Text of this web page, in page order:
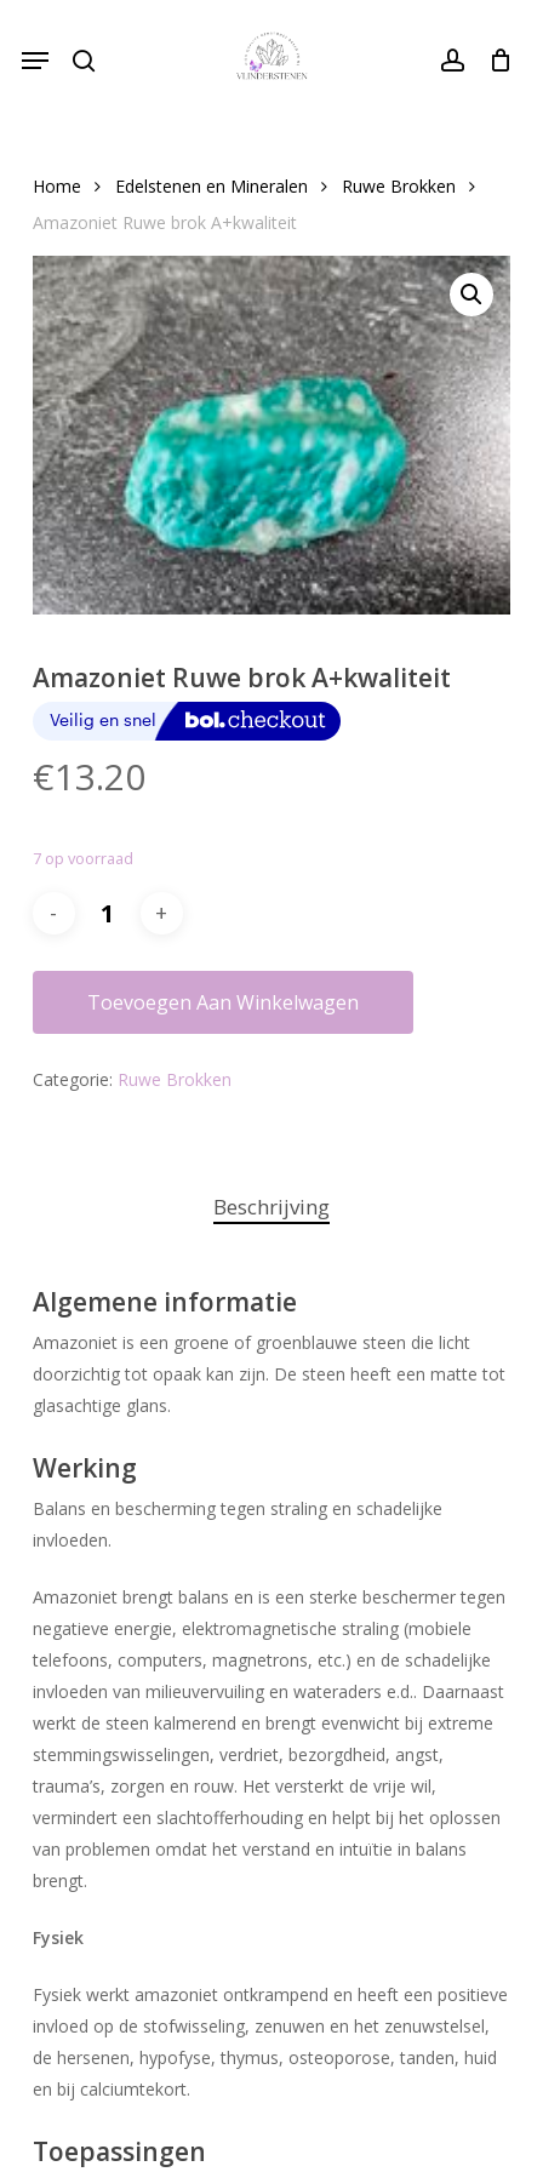
main
account
Menu Close
Cart
Home Edelstenen en Mineralen
Ruwe Brokken
Amazoniet Ruwe brok A+kwaliteit
Amazoniet Ruwe brok A+kwaliteit
€13.20
7 op voorraad
Toevoegen Aan Winkelwagen
Categorie: Ruwe Brokken
Beschrijving
Algemene informatie
Amazoniet is een groene of groenblauwe steen die licht
doorzichtig tot opaak kan zijn. De steen heeft een matte tot
glasachtige glans.
Werking
Balans en bescherming tegen straling en schadelijke
invloeden.
Amazoniet brengt balans en is een sterke beschermer tegen
negatieve energie, elektromagnetische straling (mobiele
telefoons, computers, magnetrons, etc.) en de schadelijke
invloeden van milieuvervuiling en wateraders e.d.. Daarnaast
werkt de steen kalmerend en brengt evenwicht bij extreme
stemmingswisselingen, verdriet, bezorgdheid, angst,
trauma’s, zorgen en rouw. Het versterkt de vrije wil,
vermindert een slachtofferhouding en helpt bij het oplossen
van problemen omdat het verstand en intuïtie in balans
brengt.
Fysiek
Fysiek werkt amazoniet ontkrampend en heeft een positieve
invloed op de stofwisseling, zenuwen en het zenuwstelsel,
de hersenen, hypofyse, thymus, osteoporose, tanden, huid
en bij calciumtekort.
Toepassingen